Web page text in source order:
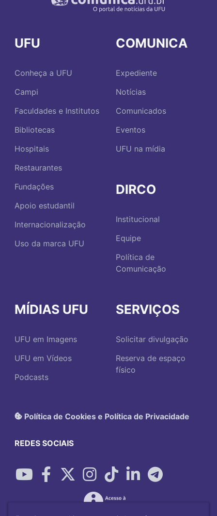
UFU
Conheça a UFU
Campi
Faculdades e Institutos
Bibliotecas
Hospitais
Restaurantes
Fundações
Apoio estudantil
Internacionalização
Uso da marca UFU
COMUNICA
Expediente
Notícias
Comunicados
Eventos
UFU na mídia
DIRCO
Institucional
Equipe
Política de
Comunicação
MÍDIAS UFU
UFU em Imagens
UFU em Vídeos
Podcasts
SERVIÇOS
Solicitar divulgação
Reserva de espaço
físico
Política de Cookies e Política de Privacidade
REDES SOCIAIS